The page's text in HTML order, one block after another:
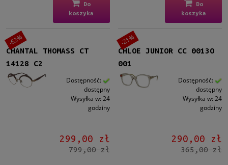
Do
koszyka
Do
koszyka
CHANTAL THOMASS CT
14128 C2
Dostępność:
dostępny
Wysyłka w: 24
godziny
299,00 zł
799,00 zł
-63%
CHLOE JUNIOR CC 0013O
001
Dostępność:
dostępny
Wysyłka w: 24
godziny
290,00 zł
365,00 zł
-21%